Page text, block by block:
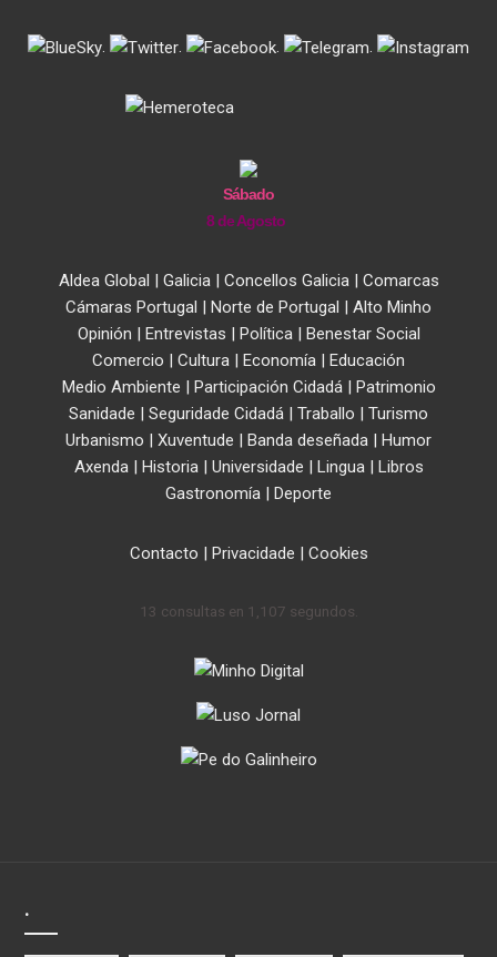
. . . .
Sábado
8 de Agosto
Aldea Global | Galicia| Concellos Galicia| Comarcas
Cámaras Portugal | Norte de Portugal | Alto Minho
Opinión | Entrevistas | Política| Benestar Social
Comercio | Cultura | Economía | Educación
Medio Ambiente | Participación Cidadá| Patrimonio
Sanidade | Seguridade Cidadá | Traballo | Turismo
Urbanismo | Xuventude | Banda deseñada | Humor
Axenda| Historia| Universidade | Lingua| Libros
Gastronomía | Deporte
Contacto | Privacidade | Cookies
13 consultas en 1,107 segundos.
.